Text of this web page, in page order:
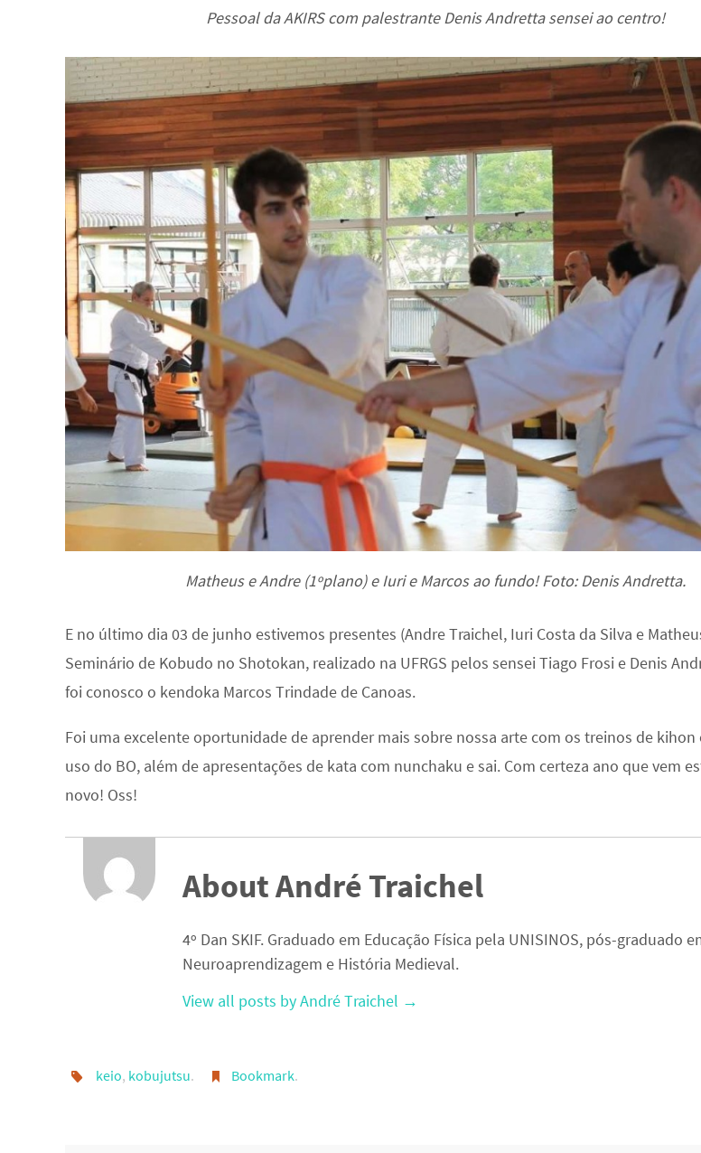
Pessoal da AKIRS com palestrante Denis Andretta sensei ao centro!
Matheus e Andre (1ºplano) e Iuri e Marcos ao fundo! Foto: Denis Andretta.
E no último dia 03 de junho estivemos presentes (Andre Traichel, Iuri Costa da Silva e
Seminário de Kobudo no Shotokan, realizado na UFRGS pelos sensei Tiago Frosi e Denis
foi conosco o kendoka Marcos Trindade de Canoas.
Foi uma excelente oportunidade de aprender mais sobre nossa arte com os treinos de kihon
uso do BO, além de apresentações de kata com nunchaku e sai. Com certeza ano que vem
novo! Oss!
About André Traichel
4º Dan SKIF. Graduado em Educação Física pela UNISINOS, pós-graduado
Neuroaprendizagem e História Medieval.
View all posts by André Traichel →
keio, kobujutsu. Bookmark.